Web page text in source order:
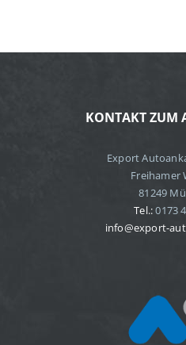
KONTAKT ZUM
Export
Freihamer
81249
Tel.:0173
info@export-